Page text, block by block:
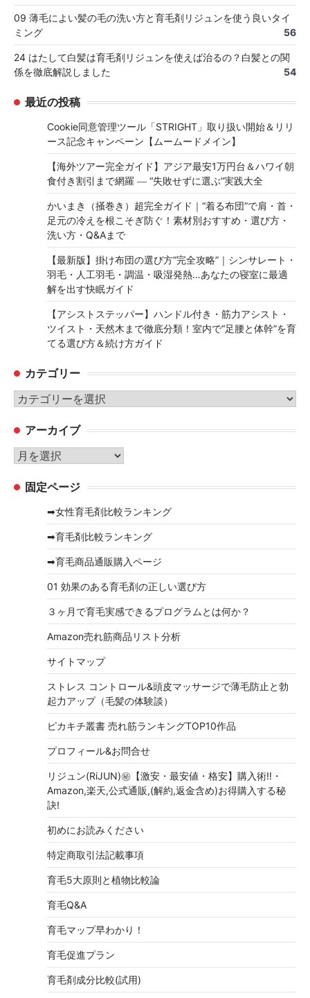
09 薄毛によい髪の毛の洗い方と育毛剤リジュンを使う良いタイ
ミング
56
24 はたして白髪は育毛剤リジュンを使えば治るの？白髪との関
係を徹底解説しました
54
最近の投稿
Cookie同意管理ツール「STRIGHT」取り扱い開始＆リリ
ース記念キャンペーン【ムームードメイン】
【海外ツアー完全ガイド】アジア最安1万円台＆ハワイ朝
食付き割引まで網羅 ― “失敗せずに選ぶ”実践大全
かいまき（掻巻き）超完全ガイド｜“着る布団”で肩・首・
足元の冷えを根こそぎ防ぐ！素材別おすすめ・選び方・
洗い方・Q&Aまで
【最新版】掛け布団の選び方“完全攻略”｜シンサレート・
羽毛・人工羽毛・調温・吸湿発熱…あなたの寝室に最適
解を出す快眠ガイド
【アシストステッパー】ハンドル付き・筋力アシスト・
ツイスト・天然木まで徹底分類！室内で“足腰と体幹”を育
てる選び方＆続け方ガイド
カテゴリー
カ
ゴ
リ
ー
アーカイブ
ア
カ 固定ページ
➡女性育毛剤比較ランキング
➡育毛剤比較ランキング
➡育毛商品通販購入ページ
01 効果のある育毛剤の正しい選び方
３ヶ月で育毛実感できるプログラムとは何か？
Amazon売れ筋商品リスト分析
サイトマップ
ストレス コントロール&頭皮マッサージで薄毛防止と勃
起力アップ（毛髪の体験談）
ピカキチ叢書 売れ筋ランキングTOP10作品
プロフィール&お問合せ
リジュン(RiJUN)㊙【激安・最安値・格安】購入術!!・
Amazon,楽天,公式通販,(解約,返金含め)お得購入する秘
訣!
初めにお読みください
特定商取引法記載事項
育毛5大原則と植物比較論
育毛Q&A
育毛マップ早わかり！
育毛促進プラン
育毛剤成分比較(試用)